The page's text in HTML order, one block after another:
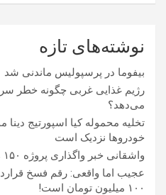
نوشته‌های تازه
بیفوما در پرسپولیس ماندنی شد
رژیم غذایی غربی چگونه خطر
می‌دهد؟
تخلیه محموله کیا اسپورتیج
خودروها نزدیک است
واشقانی خبر واگذاری پروژه ۱۵۰ میلیاردی به او را تکذیب کرد
عجیب اما واقعی: رقم فسخ
۱۰۰ میلیون تومان است!